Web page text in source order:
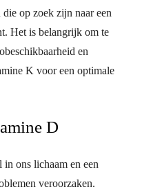
op zoek zijn naar een
Het is belangrijk om te
en
K voor een optimale
D
ons lichaam en een
veroorzaken.